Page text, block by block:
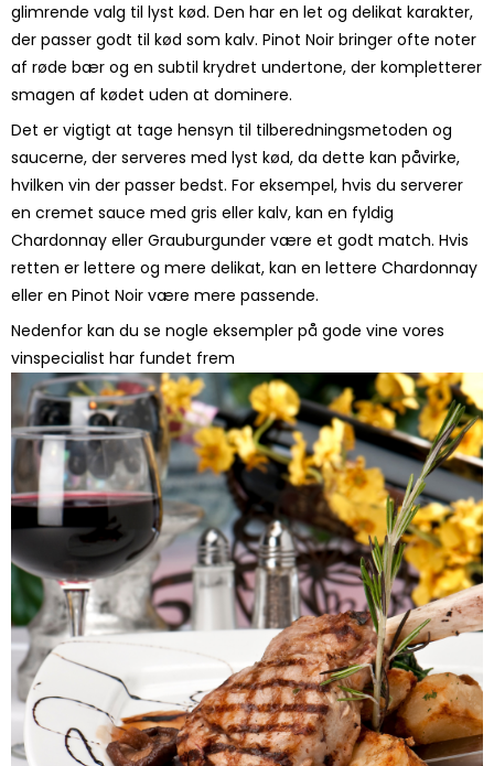
glimrende valg til lyst kød. Den har en let og delikat karakter,
der passer godt til kød som kalv. Pinot Noir bringer ofte noter
af røde bær og en subtil krydret undertone, der kompletterer
smagen af kødet uden at dominere.
Det er vigtigt at tage hensyn til tilberedningsmetoden og
saucerne, der serveres med lyst kød, da dette kan påvirke,
hvilken vin der passer bedst. For eksempel, hvis du serverer
en cremet sauce med gris eller kalv, kan en fyldig
Chardonnay eller Grauburgunder være et godt match. Hvis
retten er lettere og mere delikat, kan en lettere Chardonnay
eller en Pinot Noir være mere passende.
Nedenfor kan du se nogle eksempler på gode vine vores
vinspecialist har fundet frem